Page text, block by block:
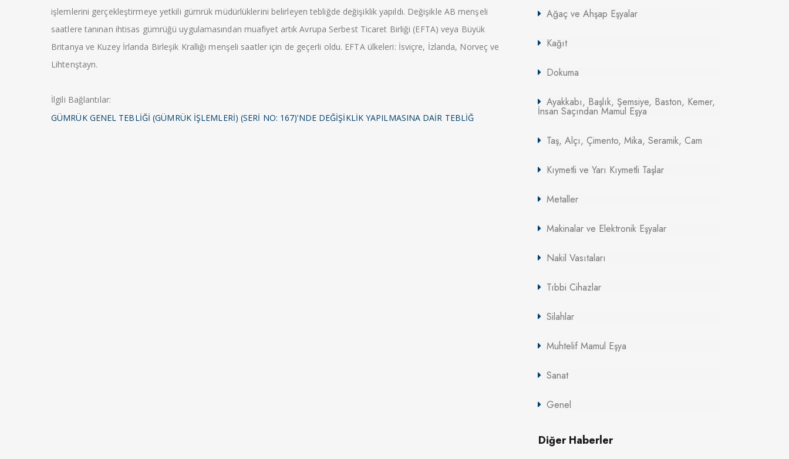
işlemlerini gerçekleştirmeye yetkili gümrük müdürlüklerini belirleyen tebliğde değişiklik yapıldı. Değişikle AB menşeli
saatlere tanınan ihtisas gümrüğü uygulamasından muafiyet artık Avrupa Serbest Ticaret Birliği (EFTA) veya Büyük
Britanya ve Kuzey İrlanda Birleşik Krallığı menşeli saatler için de geçerli oldu. EFTA ülkeleri: İsviçre, İzlanda, Norveç ve
Lihtenştayn.
İlgili Bağlantılar:
GÜMRÜK GENEL TEBLİĞİ (GÜMRÜK İŞLEMLERİ) (SERİ NO: 167)’NDE DEĞİŞİKLİK YAPILMASINA DAİR TEBLİĞ
Ağaç ve Ahşap Eşyalar
Kağıt
Dokuma
Ayakkabı, Başlık, Şemsiye, Baston, Kemer,
İnsan Saçından Mamul Eşya
Taş, Alçı, Çimento, Mika, Seramik, Cam
Kıymetli ve Yarı Kıymetli Taşlar
Metaller
Makinalar ve Elektronik Eşyalar
Nakil Vasıtaları
Tıbbi Cihazlar
Silahlar
Muhtelif Mamul Eşya
Sanat
Genel
Diğer Haberler